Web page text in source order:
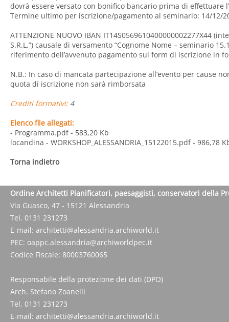
dovrà essere versato con bonifico bancario prima di effettuare
Termine ultimo per iscrizione/pagamento al seminario: 14/12/
ATTENZIONE NUOVO IBAN IT14S0569610400000002277X44
S.R.L.”) causale di versamento “Cognome Nome – seminario
riferimento dell’avvenuto pagamento sul form di iscrizione in
N.B.: In caso di mancata partecipazione all’evento per cause
quota di iscrizione non sarà rimborsata
Crediti formativi:4
Elenco file allegati:
- Programma.pdf- 583,20 Kb
locandina - WORKSHOP_ALESSANDRIA_15122015.pdf- 986,78
Torna indietro
Ordine Architetti Pianificatori, paesaggisti, conservatori della
Via Guasco, 47 - 15121 Alessandria
Tel. 0131 231273
E-mail: architetti@alessandria.archiworld.it
PEC: oappc.alessandria@archiworldpec.it
Codice Fiscale: 80003760065
Responsabile della protezione dei dati (DPO)
Arch. Stefano Zoanelli
Tel. 0131 231273
E-mail: architetti@alessandria.archiworld.it